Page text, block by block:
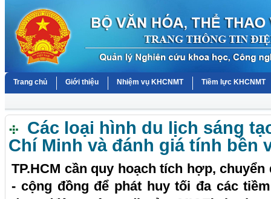
Trang chủ Giới thiệu Nhiệm vụ KHCNMT Tiềm lực KHCNMT
Các loại hình du lịch sáng
Chí Minh và đánh giá tính bền
TP.HCM cần quy hoạch tích hợp,
- cộng đồng để phát huy tối đa các